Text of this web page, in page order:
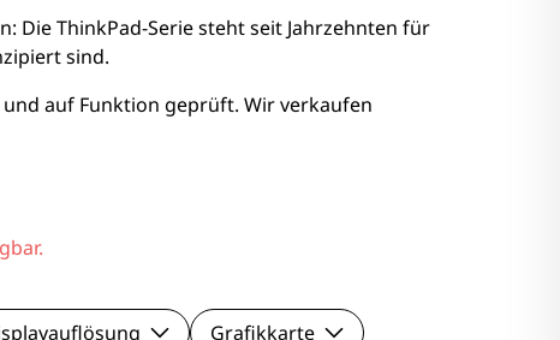
Monitore
Die ThinkPad-Serie steht seit Jahrzehnten für
sind.
auf Funktion geprüft. Wir verkaufen
Grafikkarte